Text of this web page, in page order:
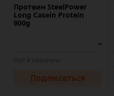
Протеин SteelPower
Long Casein Protein
900g
Подписаться